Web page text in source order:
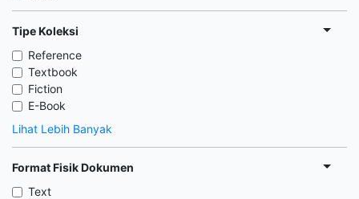
Tipe Koleksi
Reference
Textbook
Fiction
E-Book
Lihat Lebih Banyak
Format Fisik Dokumen
Text